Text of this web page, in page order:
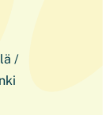
/